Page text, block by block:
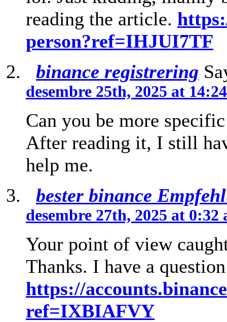
reading the article.
person?ref=IHJUI7TF
binance registrering
desembre 25th, 2025 at
Can you be more
After reading it, I still
help me.
bester binance
desembre 27th, 2025 at 0:32
Your point of view
Thanks. I have a
https://
ref=IXBIAFVY